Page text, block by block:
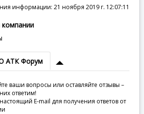
информации: 21 ноября 2019 г. 12:07:11
АТК Форум
ваши вопросы или оставляйте отзывы –
ответим!
E-mail для получения ответов от